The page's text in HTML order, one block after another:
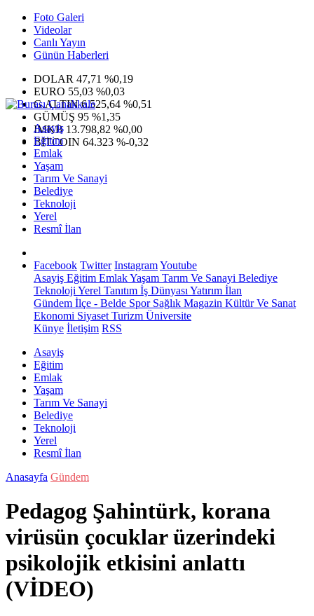
Foto Galeri
Videolar
Canlı Yayın
Günün Haberleri
DOLAR 47,71 %0,19
EURO 55,03 %0,03
G.ALTIN6.525,64 %0,51
GÜMÜŞ 95 %1,35
IMKB 13.798,82 %0,00
BITCOIN 64.323 %-0,32
Asayiş
Eğitim
Emlak
Yaşam
Tarım Ve Sanayi
Belediye
Teknoloji
Yerel
Resmî İlan
Facebook Twitter InstagramYoutube
Asayiş Eğitim EmlakYaşam Tarım Ve Sanayi Belediye
Teknoloji Yerel Tanıtım İş Dünyası Yatırım İlan
Gündem İlçe - Belde SporSağlık Magazin Kültür Ve Sanat
Ekonomi Siyaset Turizm Üniversite
Künye İletişim RSS
Asayiş
Eğitim
Emlak
Yaşam
Tarım Ve Sanayi
Belediye
Teknoloji
Yerel
Resmî İlan
Anasayfa Gündem
Pedagog Şahintürk, korana
virüsün çocuklar üzerindeki
psikolojik etkisini anlattı
(VİDEO)